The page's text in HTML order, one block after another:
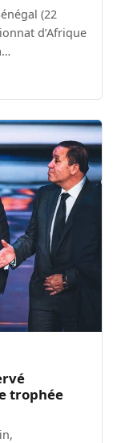
(22
d’Afrique
trophée